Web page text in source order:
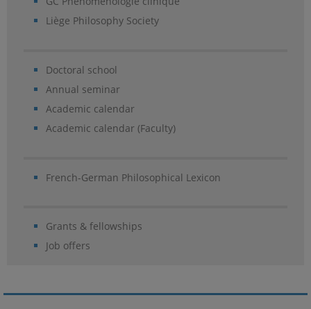
Liège Philosophy Society
Doctoral school
Annual seminar
Academic calendar
Academic calendar (Faculty)
French-German Philosophical Lexicon
Grants & fellowships
Job offers